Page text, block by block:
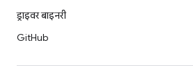
ड्राइवर बाइनरी
GitHub